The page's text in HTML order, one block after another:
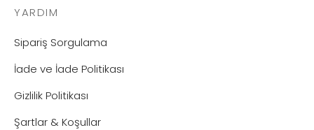
YARDIM
Sipariş Sorgulama
İade ve İade Politikası
Gizlilik Politikası
Şartlar & Koşullar